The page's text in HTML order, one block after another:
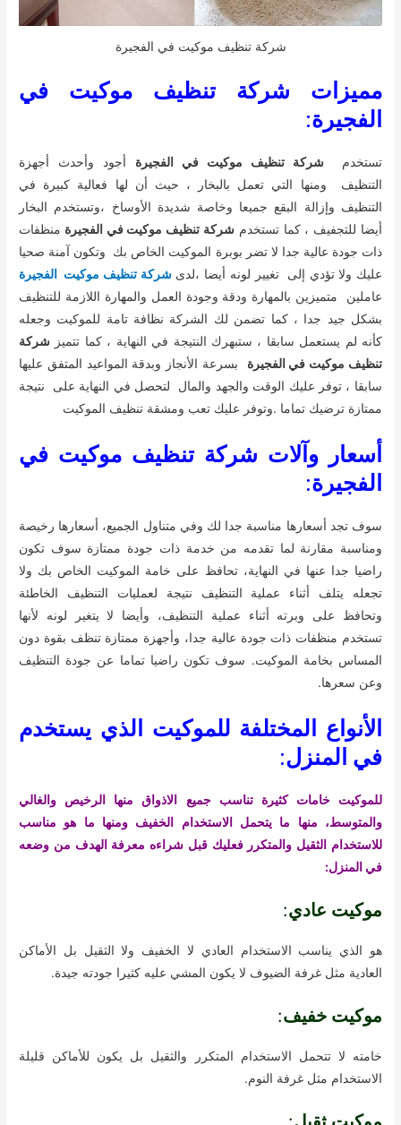
شركة تنظيف موكيت في الفجيرة
مميزات شركة تنظيف موكيت في
الفجيرة:
تستخدمشركة تنظيف موكيت في الفجيرة أجود وأحدث أجهزة
التنظيف ومنها التي تعمل بالبخار ، حيث أن لها فعالية كبيرة في
التنظيف وإزالة البقع جميعا وخاصة شديدة الأوساخ ،وتستخدم البخار
أيضا للتجفيف ، كما تستخدم شركة تنظيف موكيت في الفجيرة منظفات
ذات جودة عالية جدا لا تضر بوبرة الموكيت الخاص بك وتكون آمنة صحيا
عليك ولا تؤدي إلى تغيير لونه أيضا ،لدىشركة تنظيف موكيت الفجيرة
عاملين متميزين بالمهارة ودقة وجودة العمل والمهارة اللازمة للتنظيف
بشكل جيد جدا ، كما تضمن لك الشركة نظافة تامة للموكيت وجعله
كأنه لم يستعمل سابقا ، ستبهرك النتيجة في النهاية ، كما تتميز شركة
تنظيف موكيت في الفجيرة بسرعة الأنجاز وبدقة المواعيد المتفق عليها
سابقا ، توفر عليك الوقت والجهد والمال لتحصل في النهاية على نتيجة
ممتازة ترضيك تماما .وتوفر عليك تعب ومشقة تنظيف الموكيت
أسعار وآلات شركة تنظيف موكيت في
الفجيرة:
سوف تجد أسعارها مناسبة جدا لك وفي متناول الجميع، أسعارها رخيصة
ومناسبة مقارنة لما تقدمه من خدمة ذات جودة ممتازة سوف تكون
راضيا جدا عنها في النهاية، تحافظ على خامة الموكيت الخاص بك ولا
تجعله يتلف أثناء عملية التنظيف نتيجة لعمليات التنظيف الخاطئة
وتحافظ على وبرته أثناء عملية التنظيف، وأيضا لا يتغير لونه لأنها
تستخدم منظفات ذات جودة عالية جدا، وأجهزة ممتازة تنظف بقوة دون
المساس بخامة الموكيت. سوف تكون راضيا تماما عن جودة التنظيف
وعن سعرها.
الأنواع المختلفة للموكيت الذي يستخدم
في المنزل:
للموكيت خامات كثيرة تناسب جميع الاذواق منها الرخيص والغالي
والمتوسط، منها ما يتحمل الاستخدام الخفيف ومنها ما هو مناسب
للاستخدام الثقيل والمتكرر فعليك قبل شراءه معرفة الهدف من وضعه
في المنزل:
موكيت عادي:
هو الذي يناسب الاستخدام العادي لا الخفيف ولا الثقيل بل الأماكن
العادية مثل غرفة الضيوف لا يكون المشي عليه كثيرا جودته جيدة.
موكيت خفيف:
خامته لا تتحمل الاستخدام المتكرر والثقيل بل يكون للأماكن قليلة
الاستخدام مثل غرفة النوم.